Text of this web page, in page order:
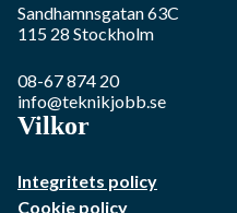
Sandhamnsgatan 63C
115 28 Stockholm
08-67 874 20
info@teknikjobb.se
Vilkor
Integritets policy
Cookie policy